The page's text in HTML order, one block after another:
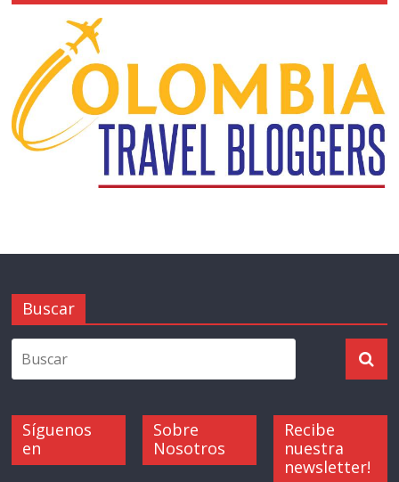
Buscar
Síguenos
en
Sobre
Nosotros
Recibe
nuestra
newsletter!